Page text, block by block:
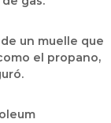
un muelle que
el propano,